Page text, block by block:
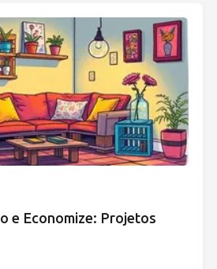
e Economize: Projetos